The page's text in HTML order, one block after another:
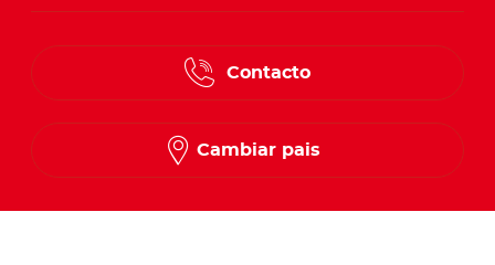
Contacto
Cambiar pais